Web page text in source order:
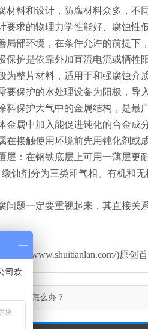
材料和设计，防腐材料众多，
要求的物理力学性能好、腐蚀性
局部环境，在条件允许的前提下
保护是依靠外加直流电流或牺
为整片材料，适用于和强腐蚀介
要保护的水处理设备为阳极，导
料保护大气中的金属结构，是最
金属中加入能促进钝化的合金成
在接触使用环境前先用钝化剂或
层：在钢铁底层上可用一薄层更
缓蚀剂分为三类即气相、有机和
问题一定要重视起来，其直接关
(http://www.shuitianlan.com/)原
氟污染怎么办？
司欢